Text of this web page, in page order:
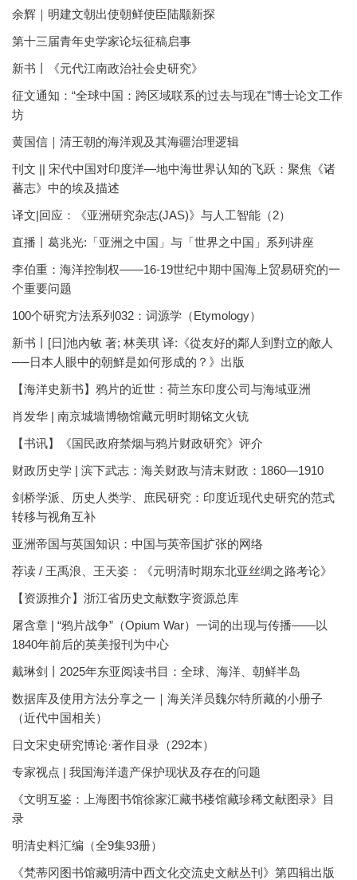
余辉｜明建文朝出使朝鲜使臣陆颙新探
第十三届青年史学家论坛征稿启事
新书丨《元代江南政治社会史研究》
征文通知：“全球中国：跨区域联系的过去与现在”博士论文工作
坊
黄国信｜清王朝的海洋观及其海疆治理逻辑
刊文 || 宋代中国对印度洋—地中海世界认知的飞跃：聚焦《诸
蕃志》中的埃及描述
译文|回应：《亚洲研究杂志(JAS)》与人工智能（2）
直播丨葛兆光:「亚洲之中国」与「世界之中国」系列讲座
李伯重：海洋控制权——16-19世纪中期中国海上贸易研究的一
个重要问题
100个研究方法系列032：词源学（Etymology）
新书丨[日]池內敏 著; 林美琪 译:《從友好的鄰人到對立的敵人
──日本人眼中的朝鮮是如何形成的？》出版
【海洋史新书】鸦片的近世：荷兰东印度公司与海域亚洲
肖发华 | 南京城墙博物馆藏元明时期铭文火铳
【书讯】《国民政府禁烟与鸦片财政研究》评介
财政历史学 | 滨下武志：海关财政与清末财政：1860—1910
剑桥学派、历史人类学、庶民研究：印度近现代史研究的范式
转移与视角互补
亚洲帝国与英国知识：中国与英帝国扩张的网络
荐读 / 王禹浪、王天姿：《元明清时期东北亚丝绸之路考论》
【资源推介】浙江省历史文献数字资源总库
屠含章 | “鸦片战争”（Opium War）一词的出现与传播——以
1840年前后的英美报刊为中心
戴琳剑丨2025年东亚阅读书目：全球、海洋、朝鲜半岛
数据库及使用方法分享之一｜海关洋员魏尔特所藏的小册子
（近代中国相关）
日文宋史研究博论·著作目录（292本）
专家视点 | 我国海洋遗产保护现状及存在的问题
《文明互鉴：上海图书馆徐家汇藏书楼馆藏珍稀文献图录》目
录
明清史料汇编（全9集93册）
《梵蒂冈图书馆藏明清中西文化交流史文献丛刊》第四辑出版